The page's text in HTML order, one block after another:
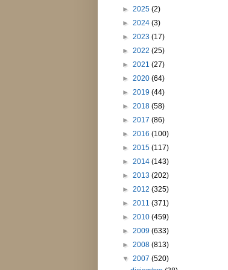
► 2025 (2)
► 2024 (3)
► 2023 (17)
► 2022 (25)
► 2021 (27)
► 2020 (64)
► 2019 (44)
► 2018 (58)
► 2017 (86)
► 2016 (100)
► 2015 (117)
► 2014 (143)
► 2013 (202)
► 2012 (325)
► 2011 (371)
► 2010 (459)
► 2009 (633)
► 2008 (813)
▼ 2007 (520)